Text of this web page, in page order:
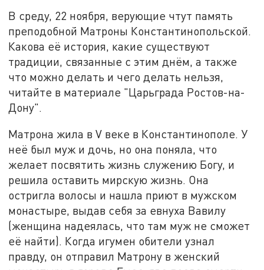
В среду, 22 ноября, верующие чтут память
преподобной Матроны Константинопольской.
Какова её история, какие существуют
традиции, связанные с этим днём, а также
что можно делать и чего делать нельзя,
читайте в материале "Царьграда Ростов-на-
Дону".
Матрона жила в V веке в Константинополе. У
неё был муж и дочь, но она поняла, что
желает посвятить жизнь служению Богу, и
решила оставить мирскую жизнь. Она
остригла волосы и нашла приют в мужском
монастыре, выдав себя за евнуха Вавилу
(женщина надеялась, что там муж не сможет
её найти). Когда игумен обители узнал
правду, он отправил Матрону в женский